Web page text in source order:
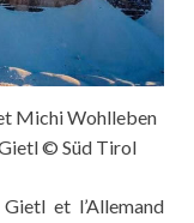
Michi Wohlleben
© Süd Tirol
et l’Allemand